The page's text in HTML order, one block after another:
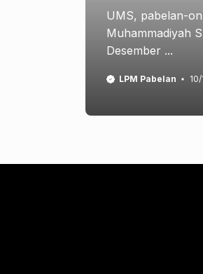
UMS, pabelan-
Muhammadiyah
Desember ...
LPM Pabelan